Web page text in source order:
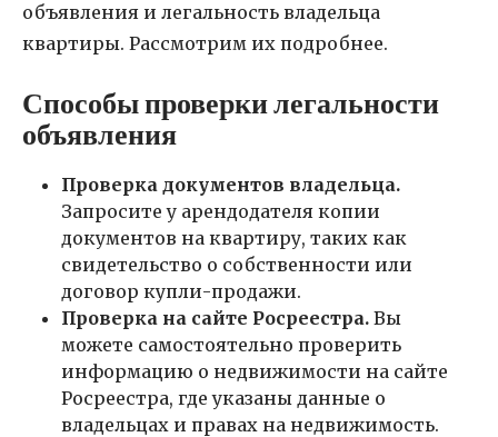
объявления и легальность владельца
квартиры. Рассмотрим их подробнее.
Способы проверки легальности
объявления
Проверка документов владельца.
Запросите у арендодателя копии
документов на квартиру, таких как
свидетельство о собственности или
договор купли-продажи.
Проверка на сайте Росреестра. Вы
можете самостоятельно проверить
информацию о недвижимости на сайте
Росреестра, где указаны данные о
владельцах и правах на недвижимость.